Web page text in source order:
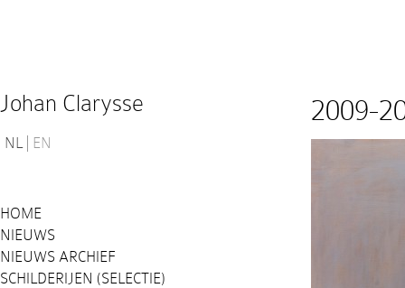
Johan Clarysse
NL EN
HOME
NIEUWS
NIEUWS ARCHIEF
SCHILDERIJEN (SELECTIE)
2009-